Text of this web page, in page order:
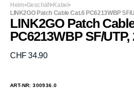
Heim Geschäft Kabel
LINK2GO Patch Cable Cat.6 PC6213WBP SF/
LINK2GO Patch
PC6213WBP SF/UTP,
Normaler
CHF 34.90
ART-NR: 300936.0